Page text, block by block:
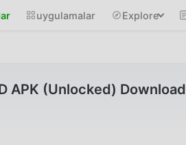
uygulamalar Explore
APK (Unlocked) Download